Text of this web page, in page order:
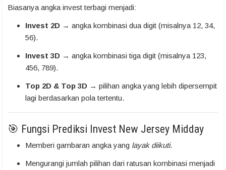
Biasanya angka invest terbagi menjadi:
Invest 2D → angka kombinasi dua digit (misalnya 12, 34,
56).
Invest 3D → angka kombinasi tiga digit (misalnya 123,
456, 789).
Top 2D & Top 3D → pilihan angka yang lebih dipersempit
lagi berdasarkan pola tertentu.
🎯 Fungsi Prediksi Invest New Jersey Midday
Memberi gambaran angka yang layak diikuti.
Mengurangi jumlah pilihan dari ratusan kombinasi menjadi